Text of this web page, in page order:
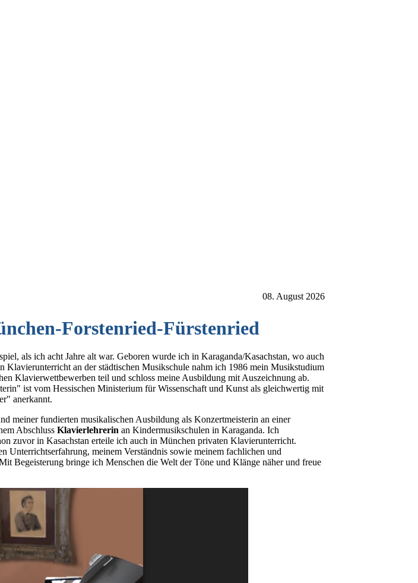
08. August 2026
Forstenried-Fürstenried
als ich acht Jahre alt war. Geboren wurde ich in Karaganda/Kasachstan, wo auch
Klavierunterricht an der städtischen Musikschule nahm ich 1986 mein Musikstudium
Klavierwettbewerben teil und schloss meine Ausbildung mit Auszeichnung ab.
ist vom Hessischen Ministerium für Wissenschaft und Kunst als gleichwertig mit
anerkannt.
meiner fundierten musikalischen Ausbildung als Konzertmeisterin an einer
Abschluss Klavierlehrerin an Kindermusikschulen in Karaganda. Ich
zuvor in Kasachstan erteile ich auch in München privaten Klavierunterricht.
Unterrichtserfahrung, meinem Verständnis sowie meinem fachlichen und
Begeisterung bringe ich Menschen die Welt der Töne und Klänge näher und freue